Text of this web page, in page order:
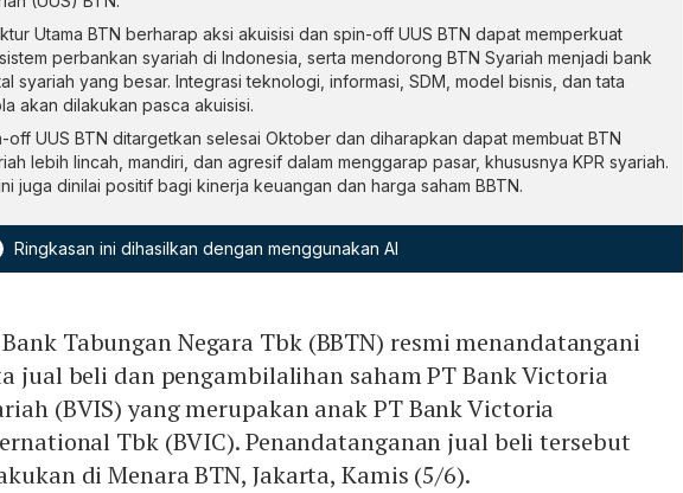
Utama BTN berharap aksi akuisisi dan spin-off UUS BTN dapat memperkuat
perbankan syariah di Indonesia, serta mendorong BTN Syariah menjadi bank
syariah yang besar. Integrasi teknologi, informasi, SDM, model bisnis, dan tata
akan dilakukan pasca akuisisi.
off UUS BTN ditargetkan selesai Oktober dan diharapkan dapat membuat BTN
lebih lincah, mandiri, dan agresif dalam menggarap pasar, khususnya KPR syariah.
juga dinilai positif bagi kinerja keuangan dan harga saham BBTN.
Ringkasan ini dihasilkan dengan menggunakan AI
Tabungan Negara Tbk (BBTN) resmi menandatangani
jual beli dan pengambilalihan saham PT Bank Victoria
(BVIS) yang merupakan anak PT Bank Victoria
Tbk (BVIC). Penandatanganan jual beli tersebut
di Menara BTN, Jakarta, Kamis (5/6).